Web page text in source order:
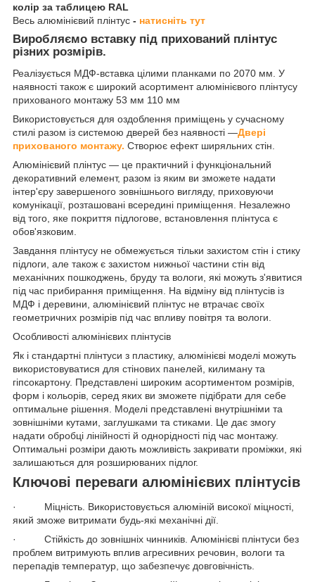
колір за таблицею RAL
Весь алюмінієвий плінтус - натисніть тут
Виробляємо вставку під прихований плінтус
різних розмірів.
Реалізується МДФ-вставка цілими планками по 2070 мм. У
наявності також є широкий асортимент алюмінієвого плінтусу
прихованого монтажу 53 мм 110 мм
Використовується для оздоблення приміщень у сучасному
стилі разом із системою дверей без наявності —Двері
прихованого монтажу. Створює ефект ширяльних стін.
Алюмінієвий плінтус — це практичний і функціональний
декоративний елемент, разом із яким ви зможете надати
інтер'єру завершеного зовнішнього вигляду, приховуючи
комунікації, розташовані всередині приміщення. Незалежно
від того, яке покриття підлогове, встановлення плінтуса є
обов'язковим.
Завдання плінтусу не обмежується тільки захистом стін і стику
підлоги, але також є захистом нижньої частини стін від
механічних пошкоджень, бруду та вологи, які можуть з'явитися
під час прибирання приміщення. На відміну від плінтусів із
МДФ і деревини, алюмінієвий плінтус не втрачає своїх
геометричних розмірів під час впливу повітря та вологи.
Особливості алюмінієвих плінтусів
Як і стандартні плінтуси з пластику, алюмінієві моделі можуть
використовуватися для стінових панелей, килиману та
гіпсокартону. Представлені широким асортиментом розмірів,
форм і кольорів, серед яких ви зможете підібрати для себе
оптимальне рішення. Моделі представлені внутрішніми та
зовнішніми кутами, заглушками та стиками. Це дає змогу
надати обробці лінійності й однорідності під час монтажу.
Оптимальні розміри дають можливість закривати проміжки, які
залишаються для розширюваних підлог.
Ключові переваги алюмінієвих плінтусів
· Міцність. Використовується алюміній високої міцності,
який зможе витримати будь-які механічні дії.
· Стійкість до зовнішніх чинників. Алюмінієві плінтуси без
проблем витримують вплив агресивних речовин, вологи та
перепадів температур, що забезпечує довговічність.